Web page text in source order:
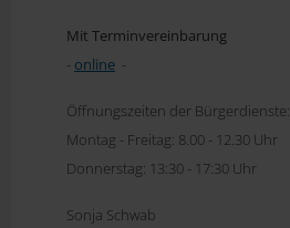
Mit Terminvereinbarung
- online -
Öffnungszeiten der Bürgerdienste:
Montag - Freitag: 8.00 - 12.30 Uhr
Donnerstag: 13:30 - 17:30 Uhr
Sonja Schwab